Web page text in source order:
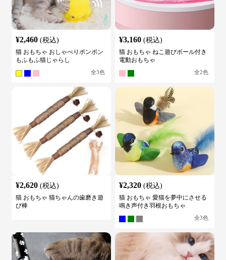
¥2,460 (税込)
猫 おもちゃ おしゃべりポンポン
もふもふ猫じゃらし
全3色
¥3,160 (税込)
猫 おもちゃ ねこ遊びボール付き
電動おもちゃ
全2色
¥2,620 (税込)
猫 おもちゃ 猫ちゃんの歯磨き遊
び棒
¥2,320 (税込)
猫 おもちゃ 愛猫を夢中にさせる
鳴き声付き羽根おもちゃ
全3色